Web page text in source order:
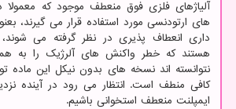
آلیاژهای فلزی فوق منعطف موجود که
های ارتودنسی مورد استفاده قرار می گیرند،
داری انعطاف پذیری در نظر گرفته می شوند،
هستند که خطر واکنش های آلرژیک را به
نتوانسته اند نسخه های بدون نیکل این ماده
کافی منطف است. انتظار می رود در آینده
ایمپلنت منعطف استخوانی باشیم.